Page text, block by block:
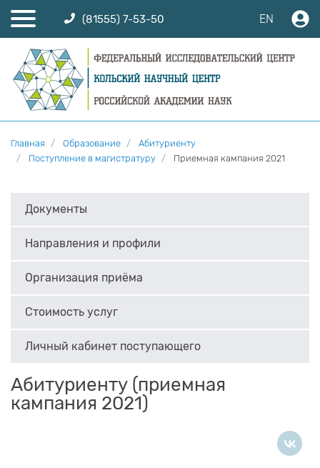
(81555) 7-53-50 EN
Главная Образование
Абитуриенту
Поступление в магистратуру
Приемная кампания 2021
Документы
Направления и профили
Организация приёма
Стоимость услуг
Личный кабинет поступающего
Абитуриенту (приемная
кампания 2021)